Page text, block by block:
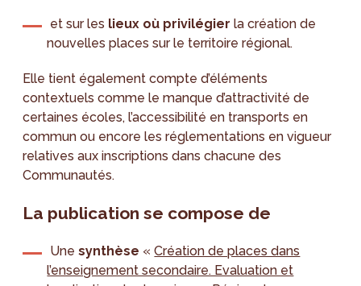
et sur les lieux où privilégier la création de
nouvelles places sur le territoire régional.
Elle tient également compte d’éléments
contextuels comme le manque d’attractivité de
certaines écoles, l’accessibilité en transports en
commun ou encore les réglementations en vigueur
relatives aux inscriptions dans chacune des
Communautés.
La publication se compose de
Unesynthèse «Création de places dans
l’enseignement secondaire. Evaluation et